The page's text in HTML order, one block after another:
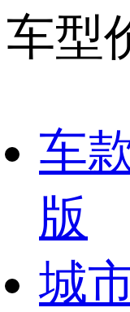
车型
车
版
城